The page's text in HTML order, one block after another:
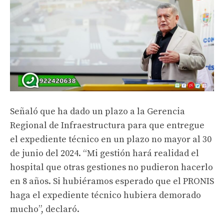
Señaló que ha dado un plazo a la Gerencia
Regional de Infraestructura para que entregue
el expediente técnico en un plazo no mayor al 30
de junio del 2024. “Mi gestión hará realidad el
hospital que otras gestiones no pudieron hacerlo
en 8 años. Si hubiéramos esperado que el PRONIS
haga el expediente técnico hubiera demorado
mucho”, declaró.